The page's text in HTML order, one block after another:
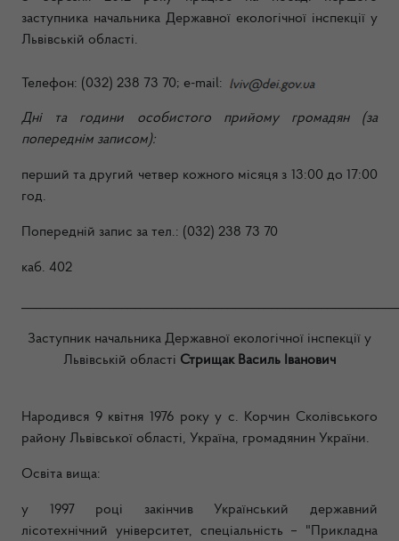
заступника начальника Державної екологічної інспекції у
Львівській області.
Телефон: (032) 238 73 70; e-mail:
Дні та години особистого прийому громадян (за
попереднім записом):
перший та другий четвер кожного місяця з 13:00 до 17:00
год.
Попередній запис за тел.: (032) 238 73 70
каб. 402
Заступник начальника Державної екологічної інспекції у
Львівській області Стрищак Василь Іванович
Народився 9 квітня 1976 року у с. Корчин Сколівського
району Львівської області, Україна, громадянин України.
Освіта вища:
у 1997 році закінчив Український державний
лісотехнічний університет, спеціальність – "Прикладна